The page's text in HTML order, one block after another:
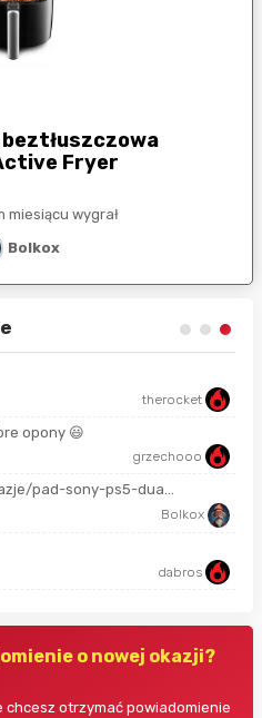
Fryer
miesiącu wygrał
Bolkox
therocket
opony 😃
grzechooo
pad-sony-ps5-dua...
Bolkox
dabros
o nowej okazji?
chcesz otrzymać powiadomienie